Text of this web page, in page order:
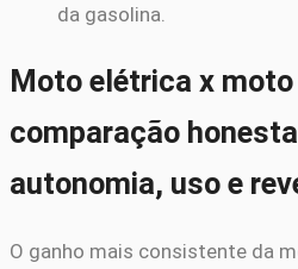
da gasolina.
Moto elétrica x
comparação
autonomia, uso e
O ganho mais consistente da